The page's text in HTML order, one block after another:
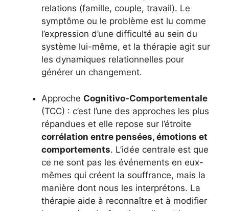
relations (famille, couple, travail). Le
symptôme ou le problème est lu comme
l’expression d’une difficulté au sein du
système lui-même, et la thérapie agit sur
les dynamiques relationnelles pour
générer un changement.
Approche Cognitivo-Comportementale
(TCC) : c’est l’une des approches les plus
répandues et elle repose sur l’étroite
corrélation entre pensées, émotions et
comportements. L’idée centrale est que
ce ne sont pas les événements en eux-
mêmes qui créent la souffrance, mais la
manière dont nous les interprétons. La
thérapie aide à reconnaître et à modifier